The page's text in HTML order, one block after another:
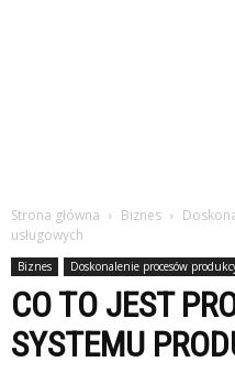
Strona główna Biznes
usługowych
Biznes Doskonalenie procesów
CO TO JEST
SYSTEMU